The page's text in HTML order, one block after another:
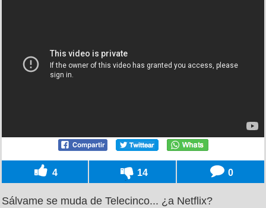
4 14 0
Sálvame se muda de Telecinco... ¿a Netflix?